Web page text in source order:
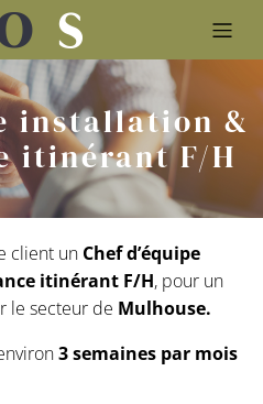
installation &
itinérant F/H
client un Chef d’équipe
itinérant F/H, pour un
le secteur de Mulhouse.
3 semaines par mois